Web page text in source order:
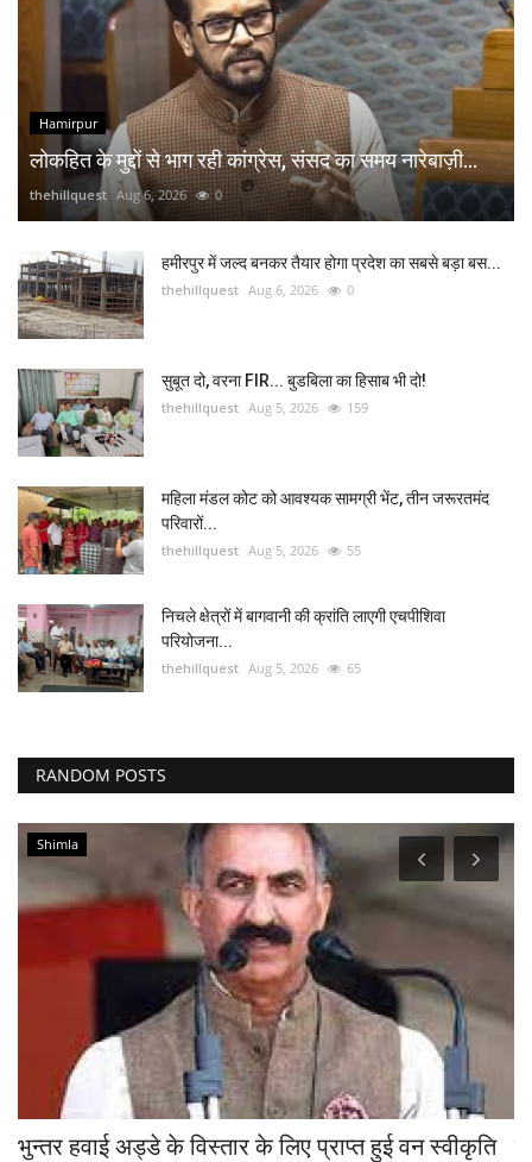
Hamirpur
लोकहित के मुद्दों से भाग रही कांग्रेस, संसद का समय नारेबाज़ी...
thehillquest Aug 6, 2026 0
हमीरपुर में जल्द बनकर तैयार होगा प्रदेश का सबसे बड़ा बस...
thehillquest Aug 6, 2026 0
सुबूत दो, वरना FIR... बुडबिला का हिसाब भी दो!
thehillquest Aug 5, 2026 159
महिला मंडल कोट को आवश्यक सामग्री भेंट, तीन जरूरतमंद
परिवारों...
thehillquest Aug 5, 2026 55
निचले क्षेत्रों में बागवानी की क्रांति लाएगी एचपीशिवा
परियोजना...
thehillquest Aug 5, 2026 65
RANDOM POSTS
Shimla
भुन्तर हवाई अड्डे के विस्तार के लिए प्राप्त हुई वन स्वीकृति